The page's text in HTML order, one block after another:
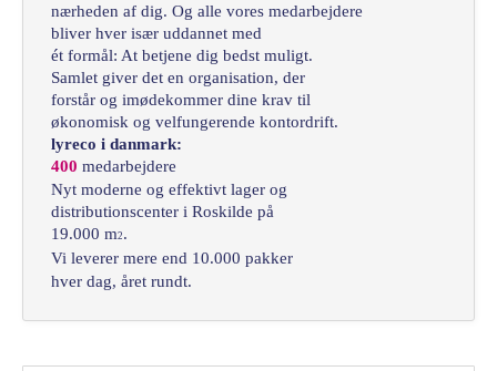
nærheden af dig. Og alle vores medarbejdere
bliver hver især uddannet med
ét formål: At betjene dig bedst muligt.
Samlet giver det en organisation, der
forstår og imødekommer dine krav til
økonomisk og velfungerende kontordrift.
lyreco i danmark:
400 medarbejdere
Nyt moderne og effektivt lager og
distributionscenter i Roskilde på
19.000 m2 .
Vi leverer mere end 10.000 pakker
hver dag, året rundt.